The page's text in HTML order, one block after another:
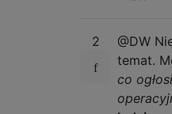
2
@DW
temat.
co